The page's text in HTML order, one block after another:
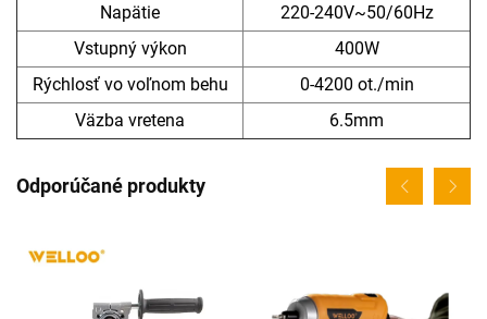
Napätie
220-240V~50/60Hz
Vstupný výkon
400W
Rýchlosť vo voľnom behu
0-4200 ot./min
Väzba vretena
6.5mm
Odporúčané produkty